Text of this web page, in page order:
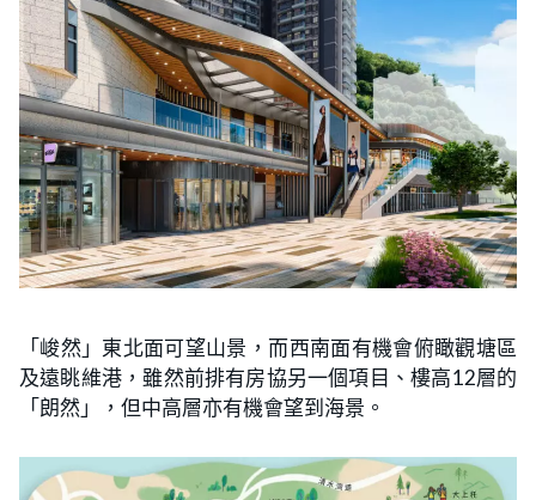
「峻然」東北面可望山景，而西南面有機會俯瞰觀塘區
及遠眺維港，雖然前排有房協另一個項目、樓高12層的
「朗然」，但中高層亦有機會望到海景。